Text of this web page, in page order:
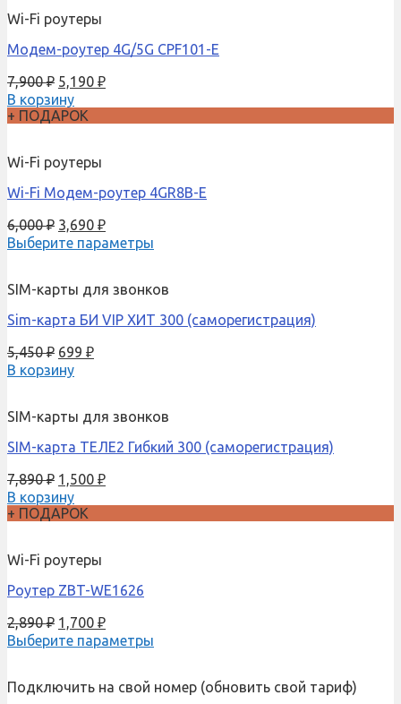
Wi-Fi роутеры
Модем-роутер 4G/5G CPF101-E
7,900₽ 5,190 ₽
В корзину
+ ПОДАРОК
Wi-Fi роутеры
Wi-Fi Модем-роутер 4GR8B-E
6,000₽ 3,690 ₽
Выберите параметры
SIM-карты для звонков
Sim-карта БИ VIP ХИТ 300 (саморегистрация)
5,450₽ 699 ₽
В корзину
SIM-карты для звонков
SIM-карта ТЕЛЕ2 Гибкий 300 (саморегистрация)
7,890₽ 1,500 ₽
В корзину
+ ПОДАРОК
Wi-Fi роутеры
Роутер ZBT-WE1626
2,890₽ 1,700 ₽
Выберите параметры
Подключить на свой номер (обновить свой тариф)